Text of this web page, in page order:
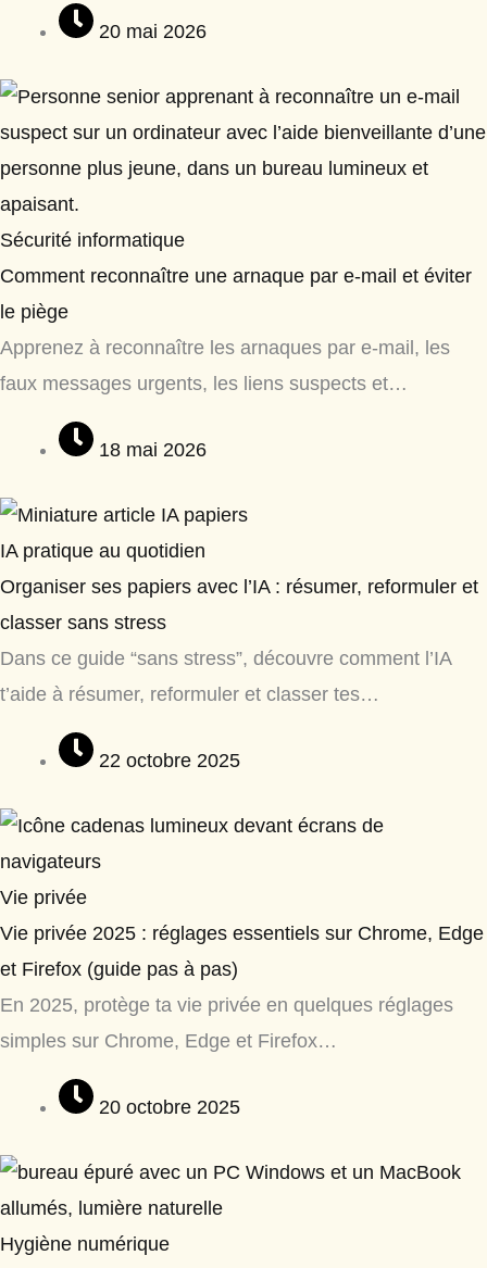
20 mai 2026
Sécurité informatique
Comment reconnaître une arnaque par e-mail et éviter
le piège
Apprenez à reconnaître les arnaques par e-mail, les
faux messages urgents, les liens suspects et…
18 mai 2026
IA pratique au quotidien
Organiser ses papiers avec l’IA : résumer, reformuler et
classer sans stress
Dans ce guide “sans stress”, découvre comment l’IA
t’aide à résumer, reformuler et classer tes…
22 octobre 2025
Vie privée
Vie privée 2025 : réglages essentiels sur Chrome, Edge
et Firefox (guide pas à pas)
En 2025, protège ta vie privée en quelques réglages
simples sur Chrome, Edge et Firefox…
20 octobre 2025
Hygiène numérique